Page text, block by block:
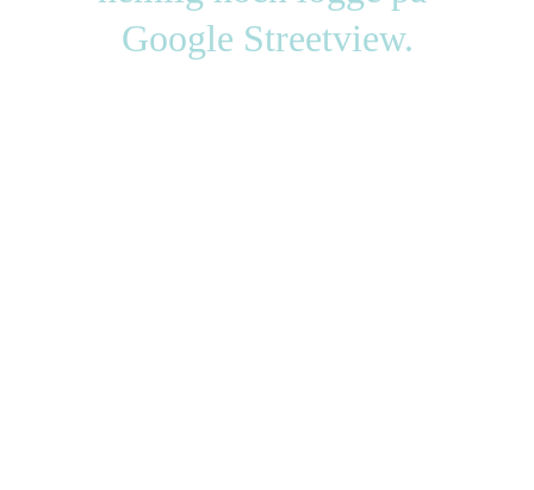
Google Streetview.